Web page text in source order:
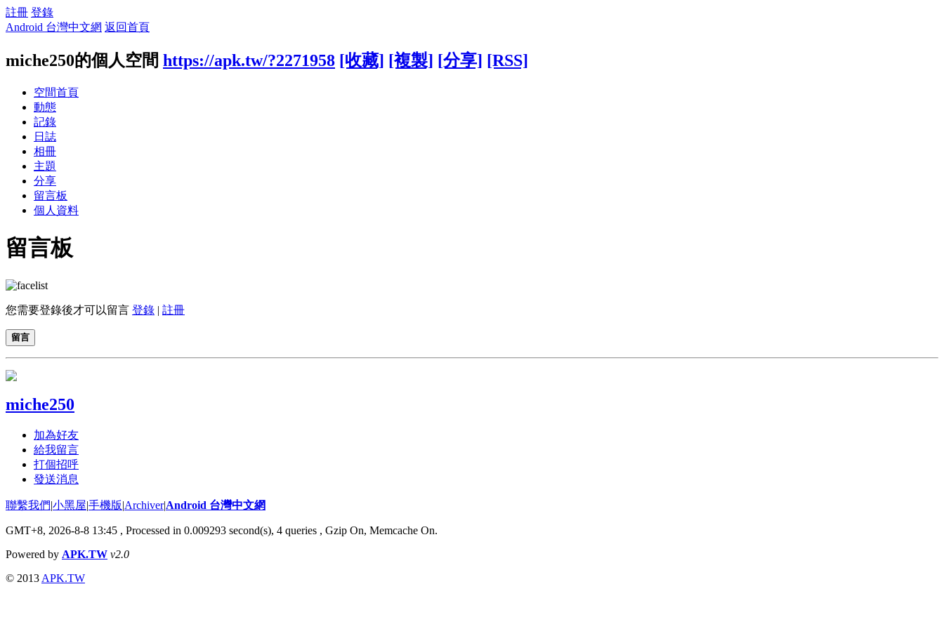
註冊 登錄
Android 台灣中文網 返回首頁
miche250的個人空間 https://apk.tw/?2271958 [收藏] [複製] [分享] [RSS]
空間首頁
動態
記錄
日誌
相冊
主題
分享
留言板
個人資料
留言板
您需要登錄後才可以留言 登錄 | 註冊
留言
miche250
加為好友
給我留言
打個招呼
發送消息
聯繫我們|小黑屋|手機版|Archiver|Android 台灣中文網
GMT+8, 2026-8-8 13:45 , Processed in 0.009293 second(s), 4 queries , Gzip On, Memcache On.
Powered by APK.TW v2.0
© 2013 APK.TW